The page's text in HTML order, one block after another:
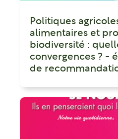
Politiques
alimentaires et
biodiversité :
convergences ? -
de